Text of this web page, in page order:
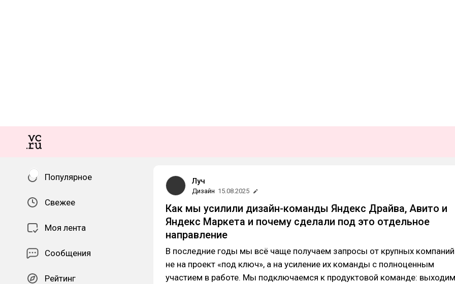
Популярное
Свежее
Моя лента
Сообщения
Рейтинг
Луч
Дизайн 15.08.2025
Как мы усилили дизайн-команды Яндекс Драйва, Авито и
Яндекс Маркета и почему сделали под это отдельное
направление
В последние годы мы всё чаще получаем запросы от крупных компаний
не на проект «под ключ», а на усиление их команды с полноценным
участием в работе. Мы подключаемся к продуктовой команде: выходим